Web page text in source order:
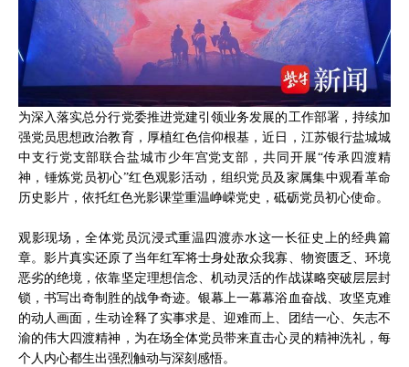
为深入落实总分行党委推进党建引领业务发展的工作部署，持续加
强党员思想政治教育，厚植红色信仰根基，近日，江苏银行盐城城
中支行党支部联合盐城市少年宫党支部，共同开展“传承四渡精
神，锤炼党员初心”红色观影活动，组织党员及家属集中观看革命
历史影片，依托红色光影课堂重温峥嵘党史，砥砺党员初心使命。
观影现场，全体党员沉浸式重温四渡赤水这一长征史上的经典篇
章。影片真实还原了当年红军将士身处敌众我寡、物资匮乏、环境
恶劣的绝境，依靠坚定理想信念、机动灵活的作战谋略突破层层封
锁，书写出奇制胜的战争奇迹。银幕上一幕幕浴血奋战、攻坚克难
的动人画面，生动诠释了实事求是、迎难而上、团结一心、矢志不
渝的伟大四渡精神，为在场全体党员带来直击心灵的精神洗礼，每
个人内心都生出强烈触动与深刻感悟。